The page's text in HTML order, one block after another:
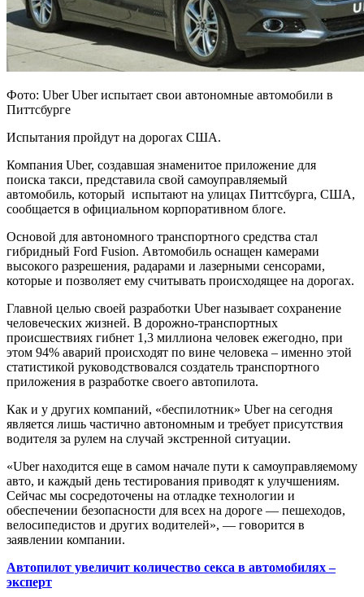
Фото: Uber Uber испытает свои автономные автомобили в
Питтсбурге
Испытания пройдут на дорогах США.
Компания Uber, создавшая знаменитое приложение для
поиска такси, представила свой самоуправляемый
автомобиль, который испытают на улицах Питтсбурга, США,
сообщается в официальном корпоративном блоге.
Основой для автономного транспортного средства стал
гибридный Ford Fusion. Автомобиль оснащен камерами
высокого разрешения, радарами и лазерными сенсорами,
которые и позволяет ему считывать происходящее на дорогах.
Главной целью своей разработки Uber называет сохранение
человеческих жизней. В дорожно-транспортных
происшествиях гибнет 1,3 миллиона человек ежегодно, при
этом 94% аварий происходят по вине человека – именно этой
статистикой руководствовался создатель транспортного
приложения в разработке своего автопилота.
Как и у других компаний, «беспилотник» Uber на сегодня
является лишь частично автономным и требует присутствия
водителя за рулем на случай экстренной ситуации.
«Uber находится еще в самом начале пути к самоуправляемому
авто, и каждый день тестирования приводят к улучшениям.
Сейчас мы сосредоточены на отладке технологии и
обеспечении безопасности для всех на дороге — пешеходов,
велосипедистов и других водителей», — говорится в
заявлении компании.
Автопилот увеличит количество секса в автомобилях –
эксперт